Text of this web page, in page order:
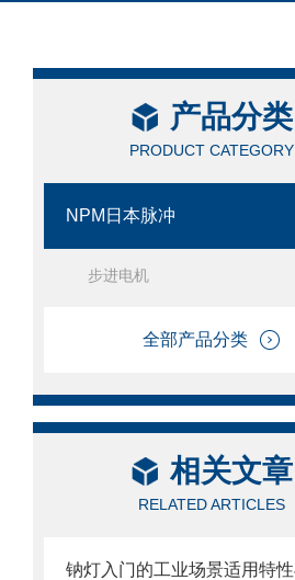
产品分类
PRODUCT CATEGORY
NPM日本脉冲
步进电机
全部产品分类
相关文章
RELATED ARTICLES